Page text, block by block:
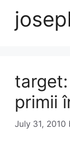
primii
July 31, 2010